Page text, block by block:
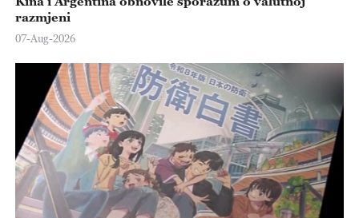
razmjeni
07-Aug-2026